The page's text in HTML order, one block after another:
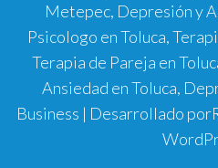
Metepec, Depresión y
Psicologo en Toluca,
Terapia de Pareja en
Ansiedad en Toluca,
Business | Desarrollado por